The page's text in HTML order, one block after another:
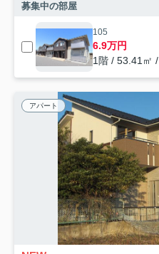
募集中の部屋
105
6.9万円
1階 / 53.41㎡
アパート